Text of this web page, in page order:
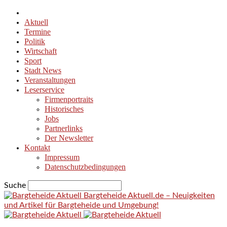
Aktuell
Termine
Politik
Wirtschaft
Sport
Stadt News
Veranstaltungen
Leserservice
Firmenportraits
Historisches
Jobs
Partnerlinks
Der Newsletter
Kontakt
Impressum
Datenschutzbedingungen
Suche
Bargteheide Aktuell.de – Neuigkeiten
und Artikel für Bargteheide und Umgebung!